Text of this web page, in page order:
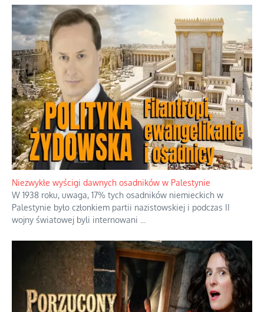
Niezwykłe wyścigi dawnych osadników w Palestynie
W 1938 roku, uwaga, 17% tych osadników niemieckich w
Palestynie było członkiem partii nazistowskiej i podczas II
wojny światowej byli internowani